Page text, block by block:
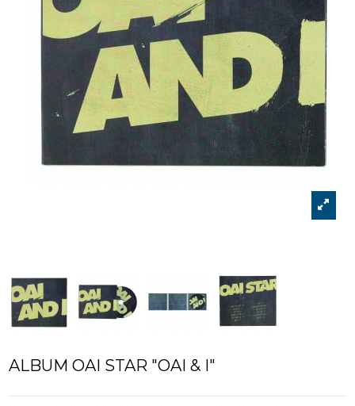
ALBUM OAI STAR "OAI & I"